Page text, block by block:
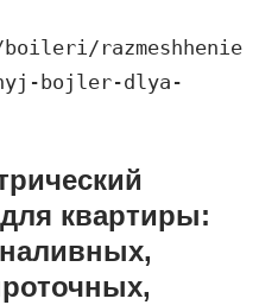
razmeshhenie
bojler-dlya-
квартиры: